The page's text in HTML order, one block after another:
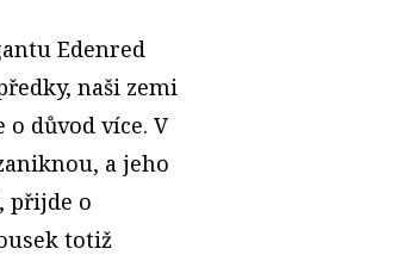
Edenred
naši zemi
důvod více. V
a jeho
přijde o
totiž